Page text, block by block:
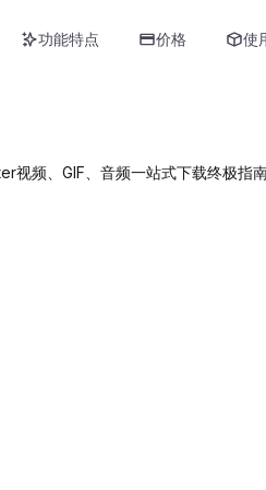
功能特点 价格 使
视频、GIF、音频一站式下载终极指